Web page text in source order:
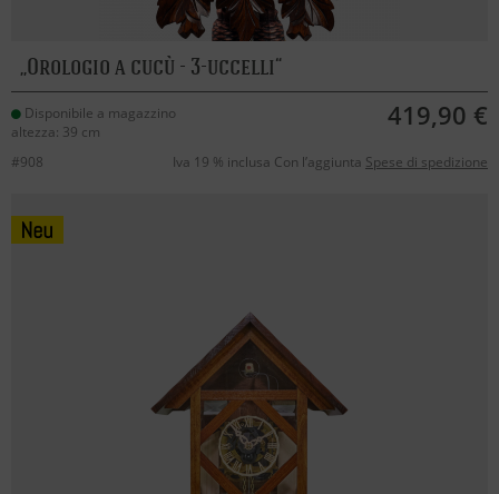
Orologio a cucù - 3-uccelli
Disponibile a magazzino
altezza: 39 cm
419,90 €
#908 Iva 19 % inclusa Con l’aggiunta Spese di spedizione